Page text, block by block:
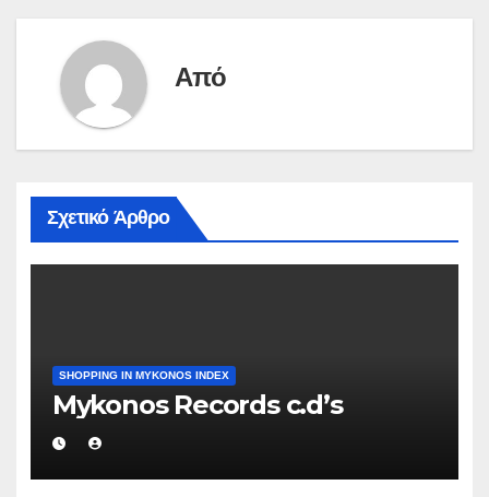
Από
Σχετικό Άρθρο
SHOPPING IN MYKONOS INDEX
Mykonos Records c.d’s